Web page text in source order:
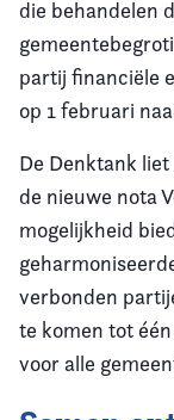
die behandelen
partij financiële
op 1 februari
De Denktank
de nieuwe nota
mogelijkheid
verbonden
te komen tot
voor alle